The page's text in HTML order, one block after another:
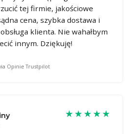
tej firmie, jakościowe
cena, szybka dostawa i
klienta. Nie wahałbym
innym. Dziękuję!
Opinie Trustpilot
★★★★★